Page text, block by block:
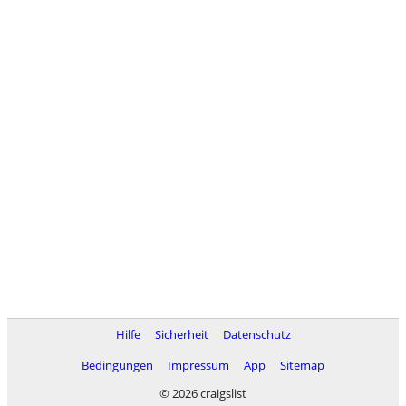
Hilfe Sicherheit
Datenschutz
Bedingungen
Impressum App
Sitemap
© 2026 craigslist